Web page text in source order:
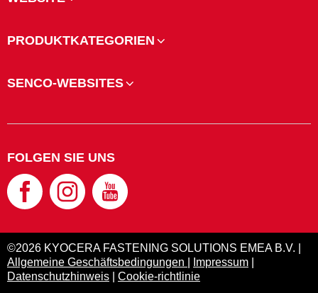
PRODUKTKATEGORIEN
SENCO-WEBSITES
FOLGEN SIE UNS
©2026 KYOCERA FASTENING SOLUTIONS EMEA B.V. |
Allgemeine Geschäftsbedingungen
Impressum
Datenschutzhinweis
Cookie-richtlinie